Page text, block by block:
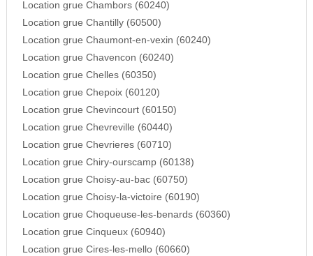
Location grue Chambors (60240)
Location grue Chantilly (60500)
Location grue Chaumont-en-vexin (60240)
Location grue Chavencon (60240)
Location grue Chelles (60350)
Location grue Chepoix (60120)
Location grue Chevincourt (60150)
Location grue Chevreville (60440)
Location grue Chevrieres (60710)
Location grue Chiry-ourscamp (60138)
Location grue Choisy-au-bac (60750)
Location grue Choisy-la-victoire (60190)
Location grue Choqueuse-les-benards (60360)
Location grue Cinqueux (60940)
Location grue Cires-les-mello (60660)